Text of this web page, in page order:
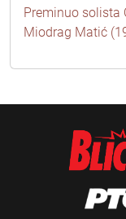
Preminuo solista
Miodrag Matić